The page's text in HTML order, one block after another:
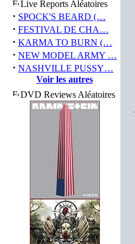
Live Reports Aléatoires
· SPOCK'S BEARD (…
· FESTIVAL DE CHA…
· KARMA TO BURN (…
· NEW MODEL ARMY …
· NASHVILLE PUSSY…
Voir les autres
DVD Reviews Aléatoires